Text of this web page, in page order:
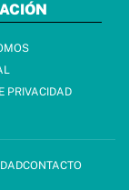
PRIVACIDAD
CONTACTO